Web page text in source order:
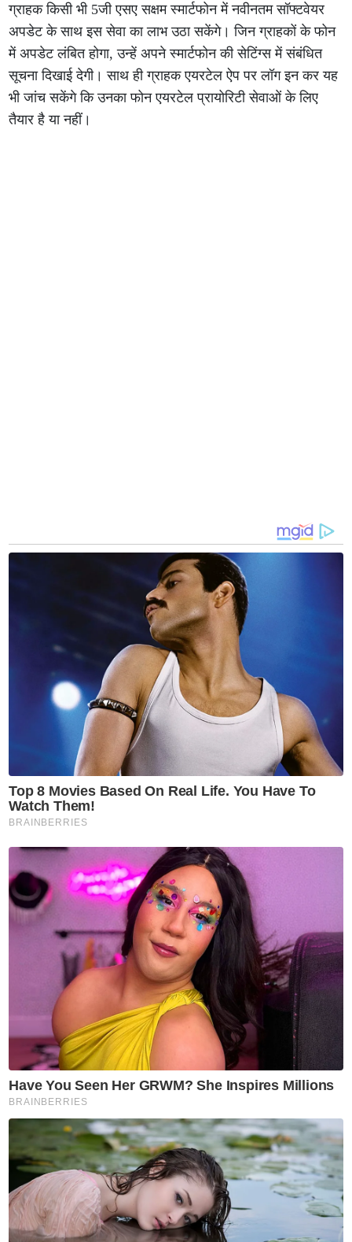
ग्राहक किसी भी 5जी एसए सक्षम स्मार्टफोन में नवीनतम सॉफ्टवेयर
अपडेट के साथ इस सेवा का लाभ उठा सकेंगे। जिन ग्राहकों के फोन
में अपडेट लंबित होगा, उन्हें अपने स्मार्टफोन की सेटिंग्स में संबंधित
सूचना दिखाई देगी। साथ ही ग्राहक एयरटेल ऐप पर लॉग इन कर यह
भी जांच सकेंगे कि उनका फोन एयरटेल प्रायोरिटी सेवाओं के लिए
तैयार है या नहीं।